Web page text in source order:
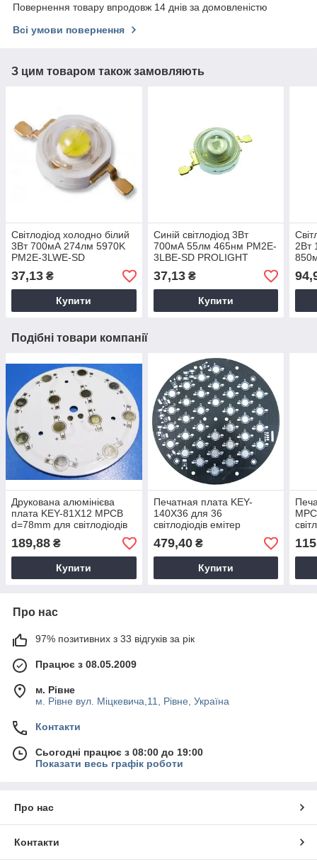
Повернення товару впродовж 14 днів за домовленістю
Всі умови повернення
З цим товаром також замовляють
Світлодіод холодно білий
3Вт 700мА 274лм 5970K
PM2E-3LWE-SD
PROLIGHT 10559
37,13 ₴
Купити
Синій світлодіод 3Вт
700мА 55лм 465нм PM2E-
3LBE-SD PROLIGHT
10909
37,13₴
Купити
2Вт
Подібні товари компанії
Друкована алюмінієва
плата KEY-81X12 MPCB
d=78mm для світлодіодів
189,88 ₴
Купити
Печатная плата KEY-
140X36 для 36
світлодіодів емітер
479,40₴
Купити
Про нас
97% позитивних з 33 відгуків за рік
Працює з 08.05.2009
м. Рівне
м. Рівне вул. Міцкевича,11, Рівне, Україна
Контакти
Сьогодні працює з 08:00 до 19:00
Показати весь графік роботи
Про нас
Контакти